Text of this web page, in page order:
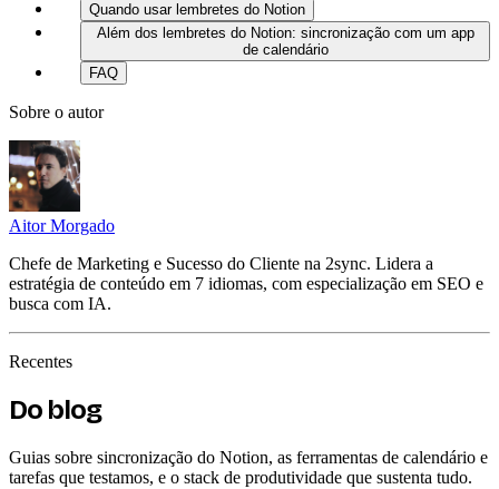
Quando usar lembretes do Notion
Além dos lembretes do Notion: sincronização com um app
de calendário
FAQ
Sobre o autor
Aitor Morgado
Chefe de Marketing e Sucesso do Cliente na 2sync. Lidera a
estratégia de conteúdo em 7 idiomas, com especialização em SEO e
busca com IA.
Recentes
Do blog
Guias sobre sincronização do Notion, as ferramentas de calendário e
tarefas que testamos, e o stack de produtividade que sustenta tudo.